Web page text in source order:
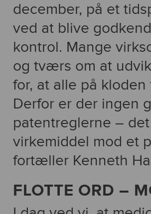
december, på et
ved at blive
kontrol. Mange
og tværs om at
for, at alle på
Derfor er der ingen
patentreglerne –
virkemiddel mod et
fortæller Kenneth
FLOTTE ORD –